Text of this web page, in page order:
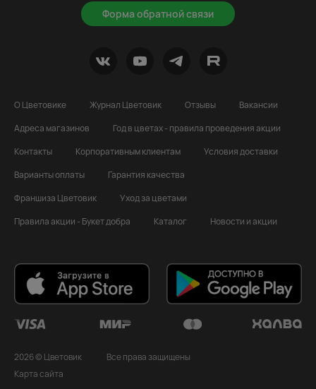
Форма обратной связи
О Цветовике Журнал Цветовик Отзывы
Вакансии
Адреса магазинов
Год в цветах - правила проведения акции
Контакты
Корпоративным клиентам
Условия доставки
Варианты оплаты
Гарантия качества
Франшиза Цветовик
Уход за цветами
Правила акции - Букет добра
Каталог Новости и акции
2026 © Цветовик
Все права защищены
Карта сайта